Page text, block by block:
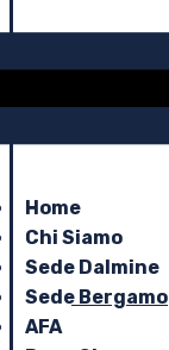
Home
Chi Siamo
Sede Dalmine
Sede Bergamo
AFA